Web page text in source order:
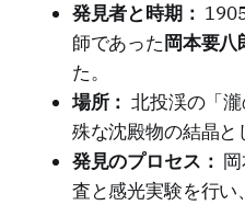
発見者と時期：
師であった 岡本要八
た。
場所： 北投渓の「
殊な沈殿物の結晶と
発見のプロセス：
査と感光実験を行